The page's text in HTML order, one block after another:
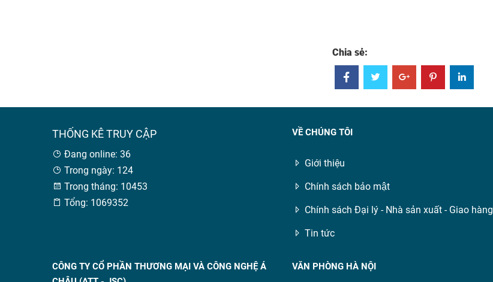
Chia sẻ:
THỐNG KÊ TRUY CẬP
Đang online: 36
Trong ngày: 124
Trong tháng: 10453
Tổng: 1069352
VỀ CHÚNG TÔI
Giới thiệu
Chính sách bảo mật
Chính sách Đại lý - Nhà sản xuất - Giao hàng
Tin tức
CÔNG TY CỔ PHẦN THƯƠNG MẠI VÀ CÔNG NGHỆ Á
VĂN PHÒNG HÀ NỘI